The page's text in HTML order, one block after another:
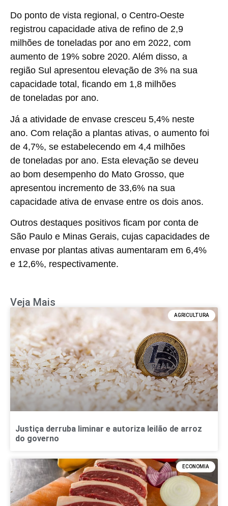
Do ponto de vista regional, o Centro-Oeste
registrou capacidade ativa de refino de 2,9
milhões de toneladas por ano em 2022, com
aumento de 19% sobre 2020. Além disso, a
região Sul apresentou elevação de 3% na sua
capacidade total, ficando em 1,8 milhões
de toneladas por ano.
Já a atividade de envase cresceu 5,4% neste
ano. Com relação a plantas ativas, o aumento foi
de 4,7%, se estabelecendo em 4,4 milhões
de toneladas por ano. Esta elevação se deveu
ao bom desempenho do Mato Grosso, que
apresentou incremento de 33,6% na sua
capacidade ativa de envase entre os dois anos.
Outros destaques positivos ficam por conta de
São Paulo e Minas Gerais, cujas capacidades de
envase por plantas ativas aumentaram em 6,4%
e 12,6%, respectivamente.
Veja Mais
AGRICULTURA
Justiça derruba liminar e autoriza leilão de arroz
do governo
ECONOMIA